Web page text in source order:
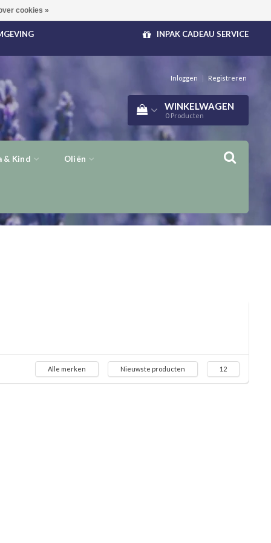
INPAK CADEAU SERVICE
Inloggen | Registreren
WINKELWAGEN
0 Producten
& Kind Oliën
Alle merken Nieuwste producten 12
cookies »